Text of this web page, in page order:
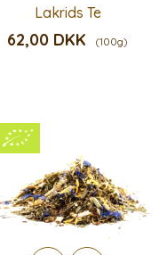
Lakrids Te
62,00 DKK (100g)